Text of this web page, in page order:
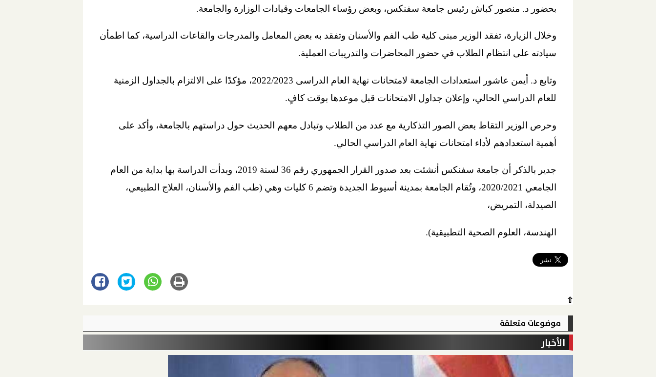
بحضور د. منصور كباش رئيس جامعة سفنكس، وبعض رؤساء الجامعات وقيادات الوزارة والجامعة.
وخلال الزيارة، تفقد الوزير مبنى كلية طب الفم والأسنان وتفقد به بعض المعامل والمدرجات والقاعات الدراسية، كما اطمأن
سيادته على انتظام الطلاب في حضور المحاضرات والتدريبات العملية.
وتابع د. أيمن عاشور استعدادات الجامعة لامتحانات نهاية العام الدراسى 2022/2023، مؤكدًا على الالتزام بالجداول الزمنية
للعام الدراسي الحالي، وإعلان جداول الامتحانات قبل موعدها بوقت كافٍ.
وحرص الوزير التقاط بعض الصور التذكارية مع عدد من الطلاب وتبادل معهم الحديث حول دراستهم بالجامعة، وأكد على
أهمية استعدادهم لأداء امتحانات نهاية العام الدراسي الحالي.
جدير بالذكر أن جامعة سفنكس أنشئت بعد صدور القرار الجمهوري رقم 36 لسنة 2019، وبدأت الدراسة بها بداية من العام
الجامعي 2020/2021، وتُقام الجامعة بمدينة أسيوط الجديدة وتضم 6 كليات وهي (طب الفم والأسنان، العلاج الطبيعي،
الصيدلة، التمريض،
الهندسة، العلوم الصحية التطبيقية).
⇧
موضوعات متعلقة
الأخبار